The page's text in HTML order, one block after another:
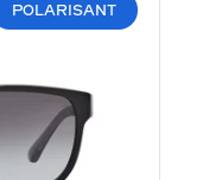
POLARISANT